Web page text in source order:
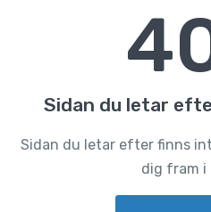
Sidan du letar
Sidan du letar efter finns
dig fram i